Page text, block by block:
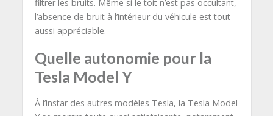
filtrer les bruits. Même si le toit n’est pas occultant,
l’absence de bruit à l’intérieur du véhicule est tout
aussi appréciable.
Quelle autonomie pour la
Tesla Model Y
À l’instar des autres modèles Tesla, la Tesla Model